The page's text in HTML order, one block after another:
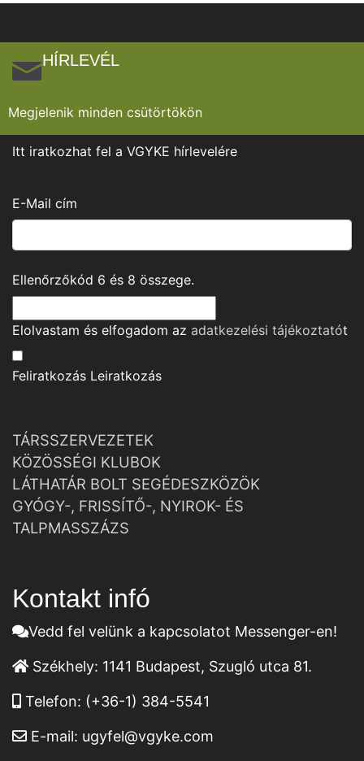
HÍRLEVÉL
Megjelenik minden csütörtökön
Itt iratkozhat fel a VGYKE hírlevelére
E-Mail cím
Ellenőrzőkód 6 és 8 összege.
Elolvastam és elfogadom az adatkezelési tájékoztatót
Feliratkozás Leiratkozás
TÁRSSZERVEZETEK
KÖZÖSSÉGI KLUBOK
LÁTHATÁR BOLT SEGÉDESZKÖZÖK
GYÓGY-, FRISSÍTŐ-, NYIROK- ÉS
TALPMASSZÁZS
Kontakt infó
Vedd fel velünk a kapcsolatot Messenger-en!
Székhely: 1141 Budapest, Szugló utca 81.
Telefon: (+36-1) 384-5541
E-mail: ugyfel@vgyke.com